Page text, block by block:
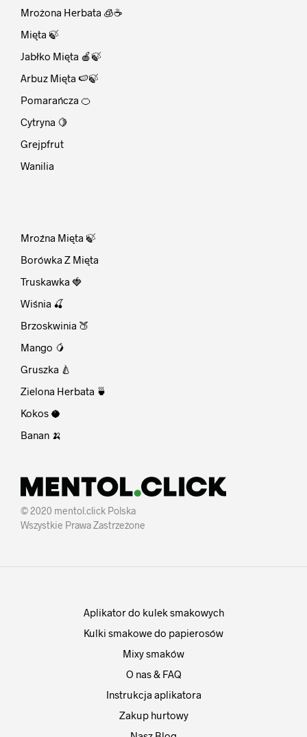
Mrożona Herbata 🧊☕
Mięta 🍃
Jabłko Mięta 🍎🍃
Arbuz Mięta 🍉🍃
Pomarańcza 🍊
Cytryna 🍋
Grejpfrut
Wanilia
Mroźna Mięta 🍃
Borówka Z Mięta
Truskawka 🍓
Wiśnia 🍒
Brzoskwinia 🍑
Mango 🥭
Gruszka 🍐
Zielona Herbata 🍵
Kokos 🥥
Banan 🍌
© 2020 mentol.click Polska
Wszystkie Prawa Zastrzeżone
Aplikator do kulek smakowych
Kulki smakowe do papierosów
Mixy smaków
O nas & FAQ
Instrukcja aplikatora
Zakup hurtowy